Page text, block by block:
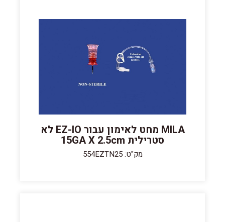
MILA מחט לאימון עבור EZ-IO לא
סטרילית 15GA X 2.5cm
מק"ט: 554EZTN25